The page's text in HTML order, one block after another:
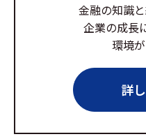
金融の知識と
企業の成長
環境が
詳